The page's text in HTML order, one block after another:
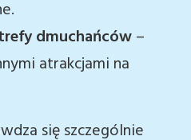
dmuchańców–
atrakcjami na
się szczególnie